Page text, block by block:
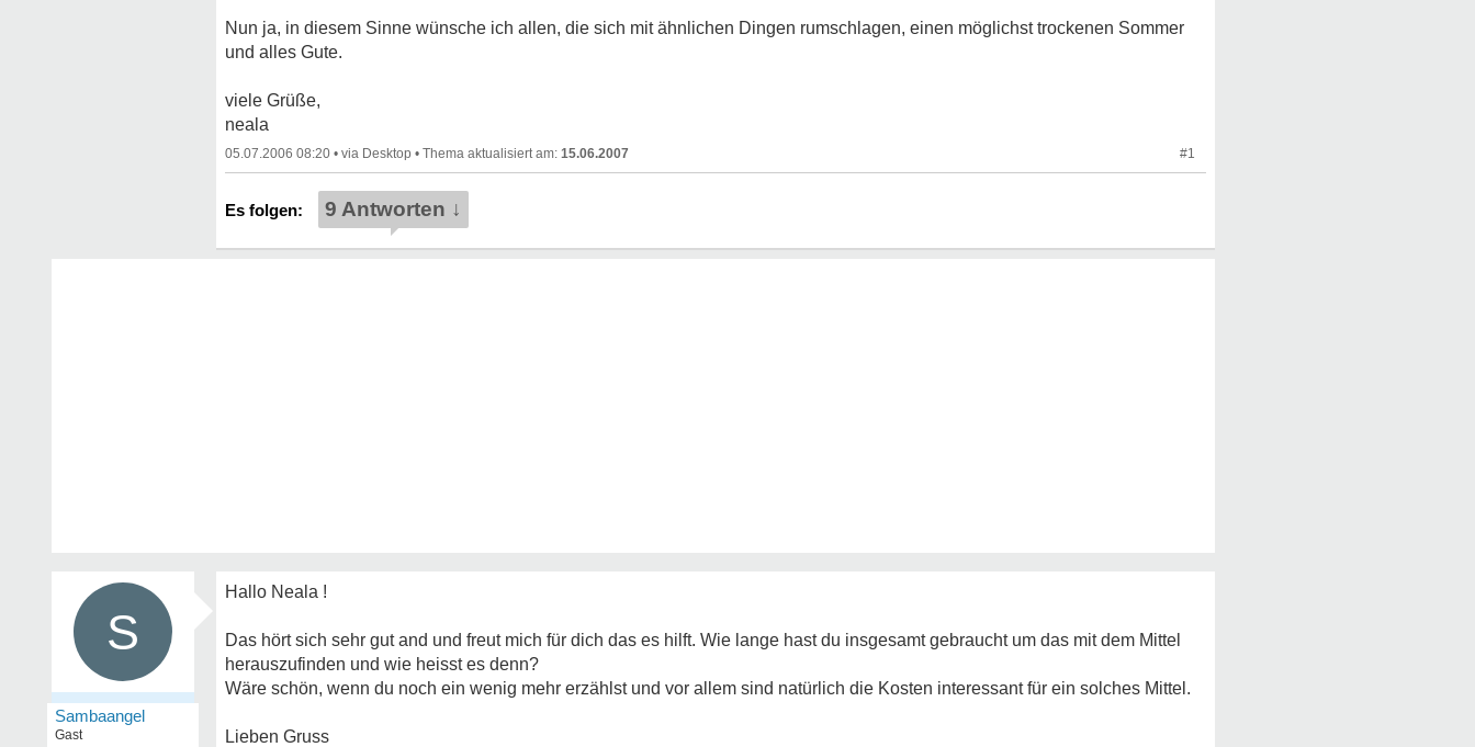
Nun ja, in diesem Sinne wünsche ich allen, die sich mit ähnlichen Dingen rumschlagen, einen möglichst trockenen Sommer
und alles Gute.
viele Grüße,
neala
05.07.2006 08:20 • • 15.06.2007 #1
9 Antworten ↓
S
Sambaangel
Gast
Hallo Neala !
Das hört sich sehr gut and und freut mich für dich das es hilft. Wie lange hast du insgesamt gebraucht um das mit dem Mittel
herauszufinden und wie heisst es denn?
Wäre schön, wenn du noch ein wenig mehr erzählst und vor allem sind natürlich die Kosten interessant für ein solches Mittel.
Lieben Gruss